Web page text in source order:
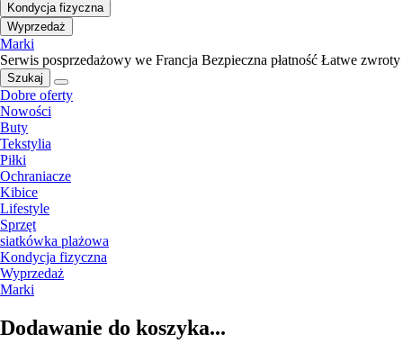
Kondycja fizyczna
Wyprzedaż
Marki
Serwis posprzedażowy we Francja Bezpieczna płatność Łatwe zwroty
Szukaj
Dobre oferty
Nowości
Buty
Tekstylia
Piłki
Ochraniacze
Kibice
Lifestyle
Sprzęt
siatkówka plażowa
Kondycja fizyczna
Wyprzedaż
Marki
Dodawanie do koszyka...